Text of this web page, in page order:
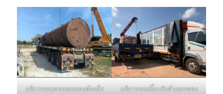
บริการรถเครนยกแทงค์เหล็ก
บริการรถเฮี๊ยบรับจ้างยกของ